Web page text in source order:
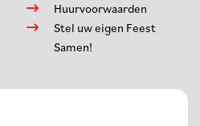
Huurvoorwaarden
Stel uw eigen Feest
Samen!